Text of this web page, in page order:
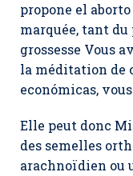
propone el
marquée, tant
grossesse Vous
la méditation de
económicas,
Elle peut donc
des semelles
arachnoïdien ou